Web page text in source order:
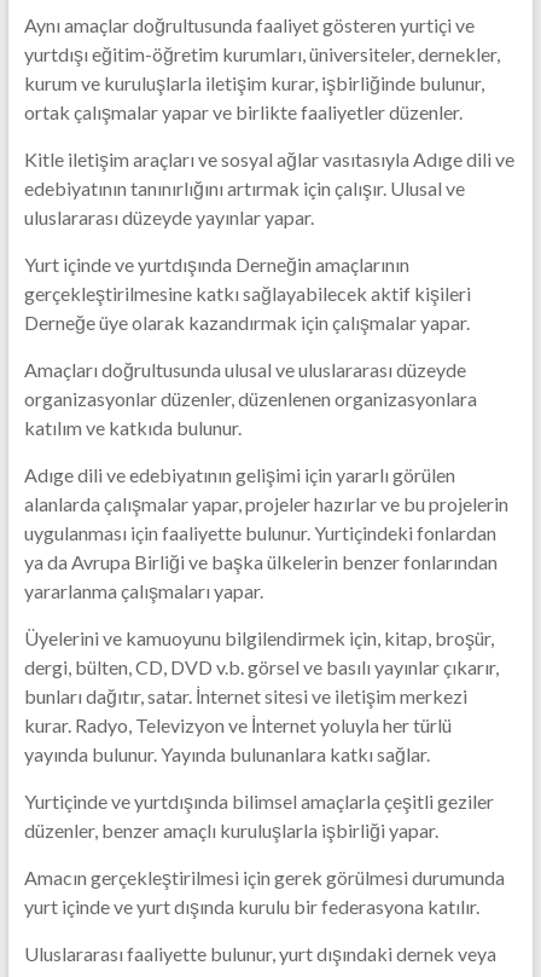
Aynı amaçlar doğrultusunda faaliyet gösteren yurtiçi ve
yurtdışı eğitim-öğretim kurumları, üniversiteler, dernekler,
kurum ve kuruluşlarla iletişim kurar, işbirliğinde bulunur,
ortak çalışmalar yapar ve birlikte faaliyetler düzenler.
Kitle iletişim araçları ve sosyal ağlar vasıtasıyla Adıge dili ve
edebiyatının tanınırlığını artırmak için çalışır. Ulusal ve
uluslararası düzeyde yayınlar yapar.
Yurt içinde ve yurtdışında Derneğin amaçlarının
gerçekleştirilmesine katkı sağlayabilecek aktif kişileri
Derneğe üye olarak kazandırmak için çalışmalar yapar.
Amaçları doğrultusunda ulusal ve uluslararası düzeyde
organizasyonlar düzenler, düzenlenen organizasyonlara
katılım ve katkıda bulunur.
Adıge dili ve edebiyatının gelişimi için yararlı görülen
alanlarda çalışmalar yapar, projeler hazırlar ve bu projelerin
uygulanması için faaliyette bulunur. Yurtiçindeki fonlardan
ya da Avrupa Birliği ve başka ülkelerin benzer fonlarından
yararlanma çalışmaları yapar.
Üyelerini ve kamuoyunu bilgilendirmek için, kitap, broşür,
dergi, bülten, CD, DVD v.b. görsel ve basılı yayınlar çıkarır,
bunları dağıtır, satar. İnternet sitesi ve iletişim merkezi
kurar. Radyo, Televizyon ve İnternet yoluyla her türlü
yayında bulunur. Yayında bulunanlara katkı sağlar.
Yurtiçinde ve yurtdışında bilimsel amaçlarla çeşitli geziler
düzenler, benzer amaçlı kuruluşlarla işbirliği yapar.
Amacın gerçekleştirilmesi için gerek görülmesi durumunda
yurt içinde ve yurt dışında kurulu bir federasyona katılır.
Uluslararası faaliyette bulunur, yurt dışındaki dernek veya